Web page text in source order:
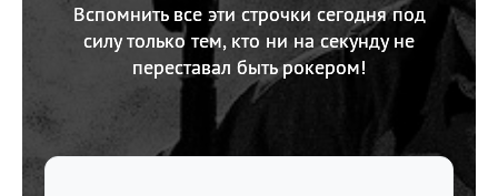
Вспомнить все эти строчки сегодня под
силу только тем, кто ни на секунду не
переставал быть рокером!